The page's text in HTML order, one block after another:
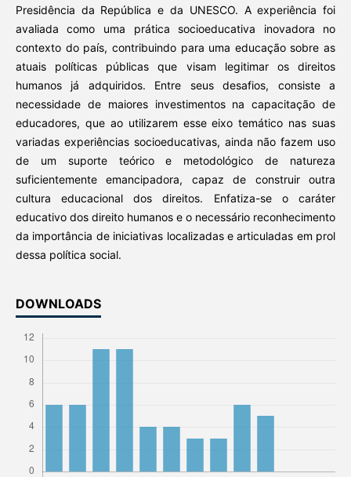
Presidência da República e da UNESCO. A experiência foi
avaliada como uma prática socioeducativa inovadora no
contexto do país, contribuindo para uma educação sobre as
atuais políticas públicas que visam legitimar os direitos
humanos já adquiridos. Entre seus desafios, consiste a
necessidade de maiores investimentos na capacitação de
educadores, que ao utilizarem esse eixo temático nas suas
variadas experiências socioeducativas, ainda não fazem uso
de um suporte teórico e metodológico de natureza
suficientemente emancipadora, capaz de construir outra
cultura educacional dos direitos. Enfatiza-se o caráter
educativo dos direito humanos e o necessário reconhecimento
da importância de iniciativas localizadas e articuladas em prol
dessa política social.
DOWNLOADS